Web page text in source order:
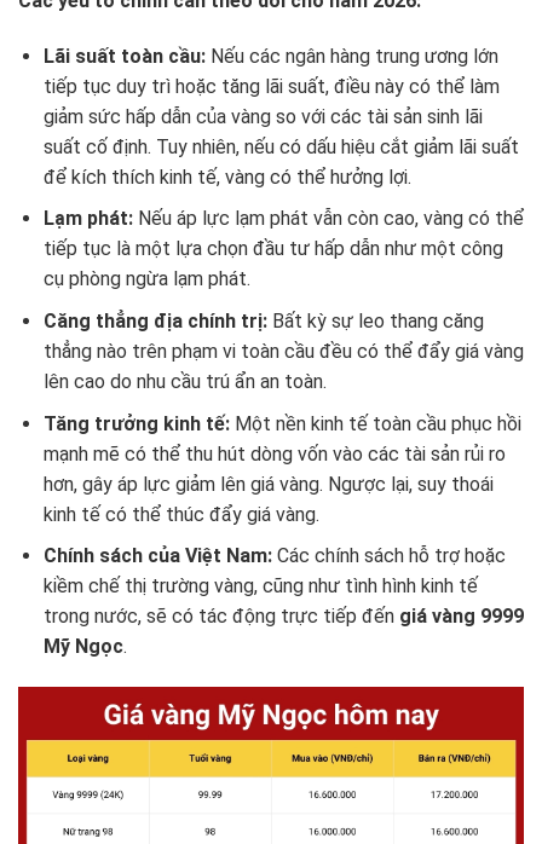
Lãi suất toàn cầu:Nếu các ngân hàng trung ương lớn
tiếp tục duy trì hoặc tăng lãi suất, điều này có thể làm
giảm sức hấp dẫn của vàng so với các tài sản sinh lãi
suất cố định. Tuy nhiên, nếu có dấu hiệu cắt giảm lãi suất
để kích thích kinh tế, vàng có thể hưởng lợi.
Lạm phát:Nếu áp lực lạm phát vẫn còn cao, vàng có thể
tiếp tục là một lựa chọn đầu tư hấp dẫn như một công
cụ phòng ngừa lạm phát.
Căng thẳng địa chính trị:Bất kỳ sự leo thang căng
thẳng nào trên phạm vi toàn cầu đều có thể đẩy giá vàng
lên cao do nhu cầu trú ẩn an toàn.
Tăng trưởng kinh tế:Một nền kinh tế toàn cầu phục hồi
mạnh mẽ có thể thu hút dòng vốn vào các tài sản rủi ro
hơn, gây áp lực giảm lên giá vàng. Ngược lại, suy thoái
kinh tế có thể thúc đẩy giá vàng.
Chính sách của Việt Nam:Các chính sách hỗ trợ hoặc
kiềm chế thị trường vàng, cũng như tình hình kinh tế
trong nước, sẽ có tác động trực tiếp đến giá vàng 9999
Mỹ Ngọc.